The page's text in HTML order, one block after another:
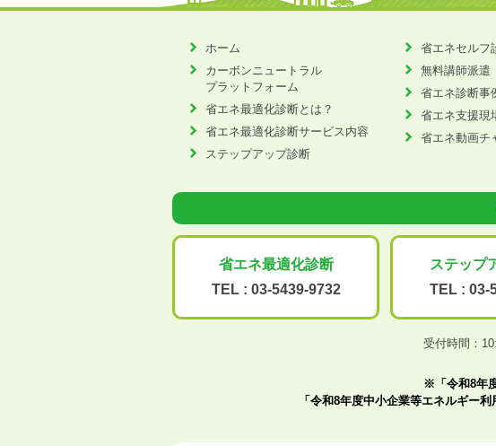
ホーム
カーボンニュートラル
プラットフォーム
省エネ最適化診断とは？
省エネ最適化診断サービス内容
ステップアップ診断
省エネセルフ
無料講師派遣
省エネ診断事
省エネ支援現
省エネ動画チ
省エネ最適化診断
TEL : 03-5439-9732
ステップ
TEL : 03-
受付時間：
※「令和8年
「令和8年度中小企業等エネルギー